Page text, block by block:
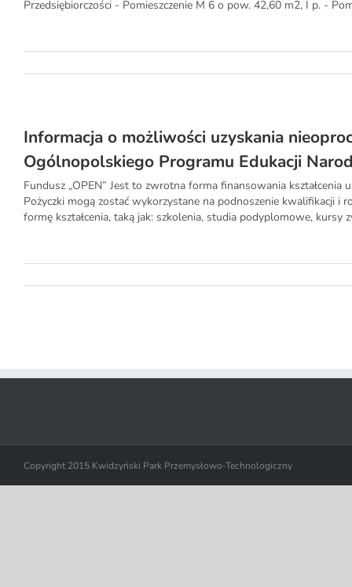
Przedsiębiorczości - Pomieszczenie M 6 o pow. 42,60 m2, I p. -
Informacja o możliwości uzyskania
Ogólnopolskiego Programu Edukacji
Fundusz „OPEN” Jest to zwrotna forma finansowania
Pożyczki mogą zostać wykorzystane na podnoszenie kwalifikacji i
formę kształcenia, taką jak: szkolenia, studia podyplomowe,
Copyright 2015 Kwidzyński Park Przemysłowo-Technologiczny